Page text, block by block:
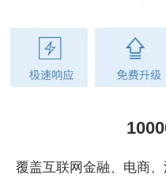
覆盖互联网金融、电商